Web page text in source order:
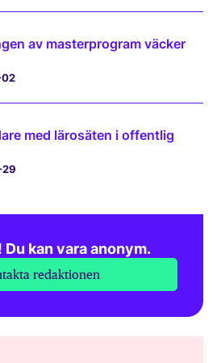
av masterprogram väcker
med lärosäten i offentlig
Du kan vara anonym.
redaktionen